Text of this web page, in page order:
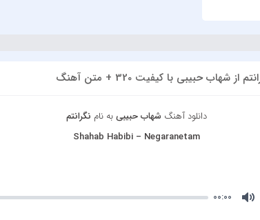
شهاب حبیبی با کیفیت 320 + متن آهنگ
دانلود آهنگ شهاب حبیبیبه نام نگرانتم
Shahab Habibi – Negaranetam
00:00